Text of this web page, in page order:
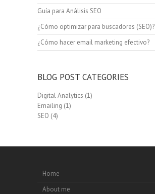
Guía para Análisis SEO
¿Cómo optimizar para buscadores (SEO)?
¿Cómo hacer email marketing efectivo?
BLOG POST CATEGORIES
Digital Analytics (1)
Emailing (1)
SEO (4)
Home
About me